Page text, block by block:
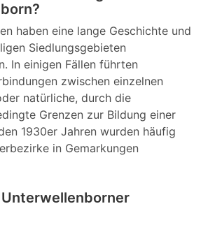
haben eine lange Geschichte und
Siedlungsgebieten
In einigen Fällen führten
zwischen einzelnen
natürliche, durch die
Grenzen zur Bildung einer
1930er Jahren wurden häufig
in Gemarkungen